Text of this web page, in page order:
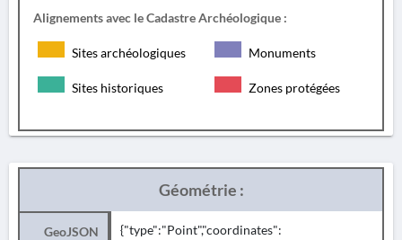
Alignements avec le Cadastre Archéologique :
Sites archéologiques Monuments
Sites historiques Zones protégées
Géométrie :
GeoJSON
{"type":"Point","coordinates":